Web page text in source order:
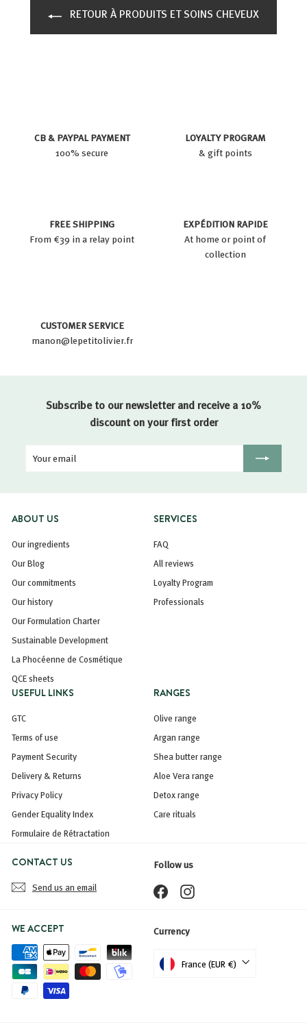
RETOUR À PRODUITS ET SOINS CHEVEUX
CB & PAYPAL PAYMENT
100% secure
LOYALTY PROGRAM
& gift points
FREE SHIPPING
From €39 in a relay point
EXPÉDITION RAPIDE
At home or point of
collection
CUSTOMER SERVICE
manon@lepetitolivier.fr
Subscribe to our newsletter and receive a 10%
discount on your first order
Your
Registration
ABOUT US
Our ingredients
Our Blog
Our commitments
Our history
Our Formulation Charter
Sustainable Development
La Phocéenne de Cosmétique
QCE sheets
SERVICES
FAQ
All reviews
Loyalty Program
Professionals
USEFUL LINKS
GTC
Terms of use
Payment Security
Delivery & Returns
Privacy Policy
Gender Equality Index
Formulaire de Rétractation
RANGES
Olive range
Argan range
Shea butter range
Aloe Vera range
Detox range
Care rituals
CONTACT US
Send us an email
Follow us
FacebookInstagram
WE ACCEPT Currency
France (EUR €)